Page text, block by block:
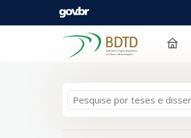
resultados de1para a busca '
Pular para o conteúdo